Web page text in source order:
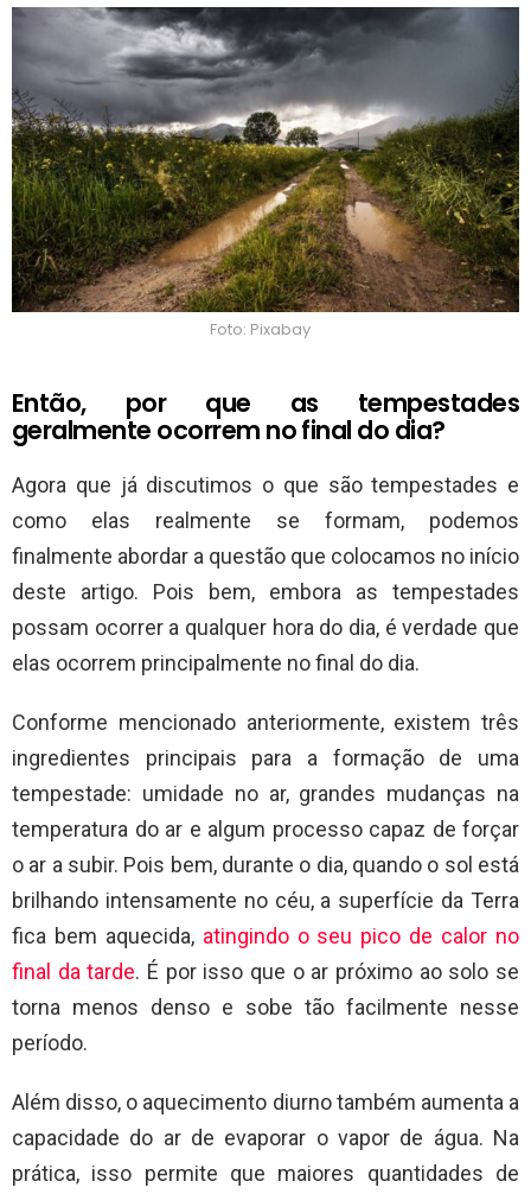
Foto: Pixabay
Então, por que as tempestades
geralmente ocorrem no final do dia?
Agora que já discutimos o que são tempestades e
como elas realmente se formam, podemos
finalmente abordar a questão que colocamos no início
deste artigo. Pois bem, embora as tempestades
possam ocorrer a qualquer hora do dia, é verdade que
elas ocorrem principalmente no final do dia.
Conforme mencionado anteriormente, existem três
ingredientes principais para a formação de uma
tempestade: umidade no ar, grandes mudanças na
temperatura do ar e algum processo capaz de forçar
o ar a subir. Pois bem, durante o dia, quando o sol está
brilhando intensamente no céu, a superfície da Terra
fica bem aquecida, atingindo o seu pico de calor no
final da tarde. É por isso que o ar próximo ao solo se
torna menos denso e sobe tão facilmente nesse
período.
Além disso, o aquecimento diurno também aumenta a
capacidade do ar de evaporar o vapor de água. Na
prática, isso permite que maiores quantidades de